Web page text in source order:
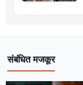
संबंधित मजकूर